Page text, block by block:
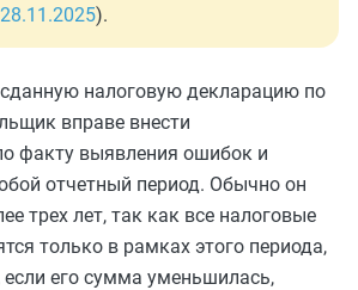
).
налоговую декларацию по
вправе внести
факту выявления ошибок и
отчетный период. Обычно он
трех лет, так как все налоговые
только в рамках этого периода,
если его сумма уменьшилась,